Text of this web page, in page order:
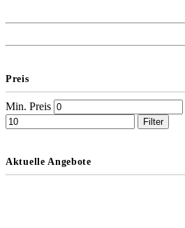
Preis
Min. Preis
Filter
Aktuelle Angebote